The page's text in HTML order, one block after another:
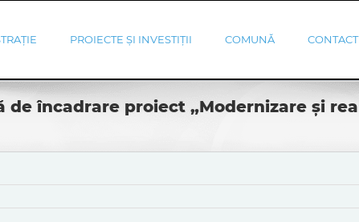
PROIECTE ȘI INVESTIȚII COMUNĂ CONTACT
de încadrare proiect „Modernizare și